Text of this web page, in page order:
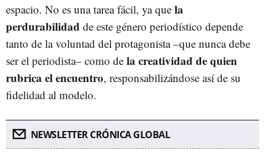
espacio. No es una tarea fácil, ya que la
perdurabilidad de este género periodístico depende
tanto de la voluntad del protagonista –que nunca debe
ser el periodista– como de la creatividad de quien
rubrica el encuentro, responsabilizándose así de su
fidelidad al modelo.
NEWSLETTER CRÓNICA GLOBAL